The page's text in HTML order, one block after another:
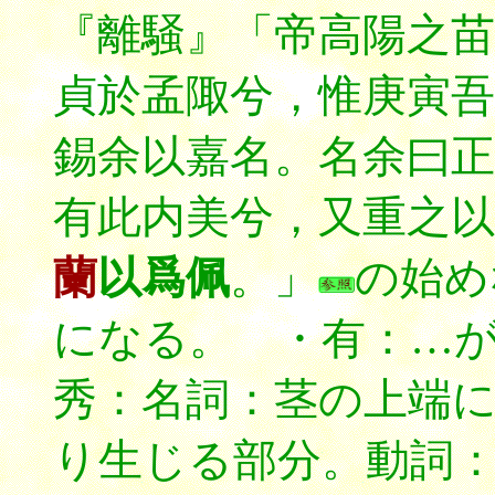
『離騒』「帝高陽之
貞於孟陬兮，惟庚寅
錫余以嘉名。名余曰
有此内美兮，又重之
蘭以爲佩。」
の始
になる。・有：…
秀：名詞：茎の上端
り生じる部分。動詞